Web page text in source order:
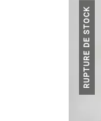
RUPTURE DE STOCK